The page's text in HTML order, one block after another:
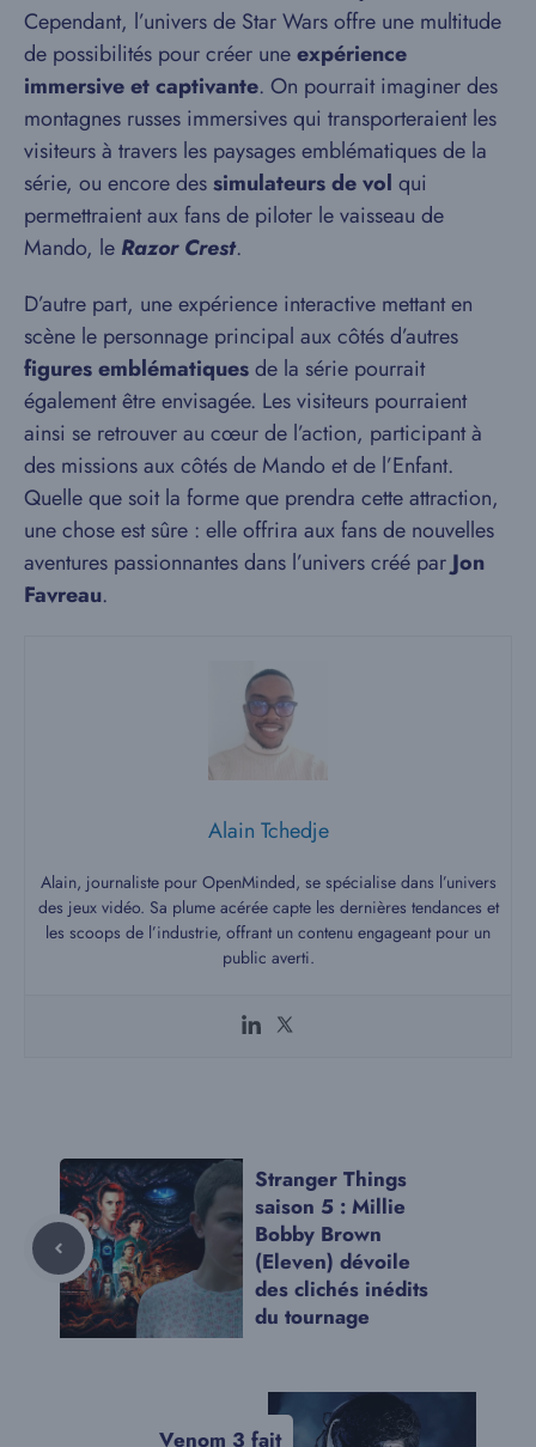
Cependant, l’univers de Star Wars offre une multitude
de possibilités pour créer uneexpérience
immersive et captivante. On pourrait imaginer des
montagnes russes immersives qui transporteraient les
visiteurs à travers les paysages emblématiques de la
série, ou encore dessimulateurs de vol qui
permettraient aux fans de piloter le vaisseau de
Mando, le Razor Crest.
D’autre part, une expérience interactive mettant en
scène le personnage principal aux côtés d’autres
figures emblématiquesde la série pourrait
également être envisagée. Les visiteurs pourraient
ainsi se retrouver au cœur de l’action, participant à
des missions aux côtés de Mando et de l’Enfant.
Quelle que soit la forme que prendra cette attraction,
une chose est sûre : elle offrira aux fans de nouvelles
aventures passionnantes dans l’univers créé par Jon
Favreau.
Alain Tchedje
Alain, journaliste pour OpenMinded, se spécialise dans l’univers
des jeux vidéo. Sa plume acérée capte les dernières tendances et
les scoops de l’industrie, offrant un contenu engageant pour un
public averti.
Stranger Things
saison 5 : Millie
Bobby Brown
(Eleven) dévoile
des clichés inédits
du tournage
Venom 3 fait